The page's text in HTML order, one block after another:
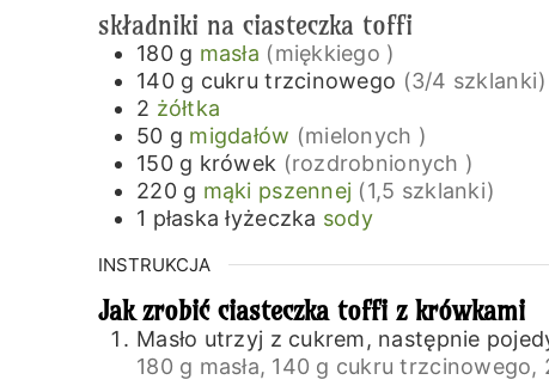
składniki na ciasteczka toffi
180 g masła (miękkiego )
140 g cukru trzcinowego (3/4 szklanki)
2 żółtka
50 g migdałów (mielonych )
150 g krówek (rozdrobnionych )
220 g mąki pszennej (1,5 szklanki)
1 płaska łyżeczka sody
INSTRUKCJA
Jak zrobić ciasteczka toffi z krówkami
Masło utrzyj z cukrem, następnie
180 g masła, 140 g cukru trzcinowego,